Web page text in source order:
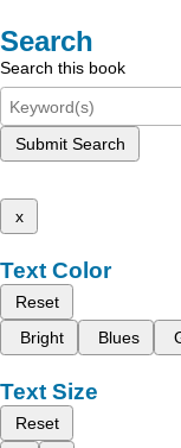
Search
Search this book
Submit Search
x
Text Color
Reset
Bright
Blues
Text Size
Reset